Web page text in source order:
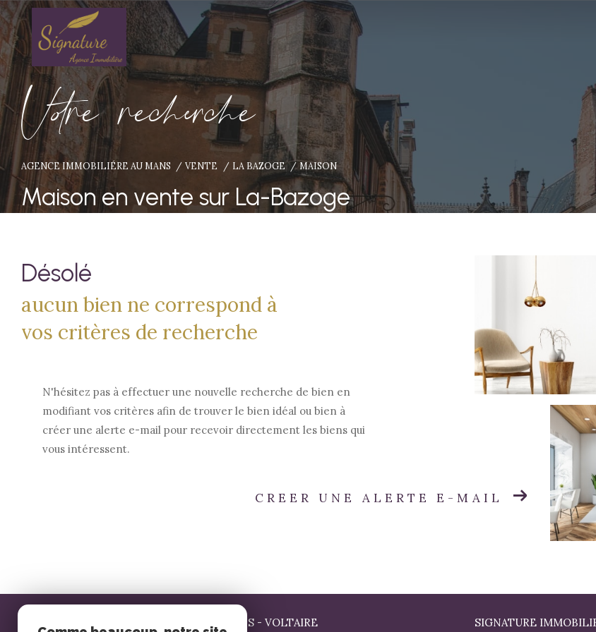
Vore recece
AGENCE IMMOBILIÉRE AU MANS VENTE LA BAZOGE MAISON
Maison en vente sur La-Bazoge
Désolé
aucun bien ne correspond à
vos critères de recherche
N'hésitez pas à effectuer une nouvelle recherche de bien en
modifiant vos critères afin de trouver le bien idéal ou bien à
créer une alerte e-mail pour recevoir directement les biens qui
vous intéressent.
CREER UNE ALERTE E-MAIL
AGENCE SIGNATURE LE MANS - VOLTAIRE SIGNATURE